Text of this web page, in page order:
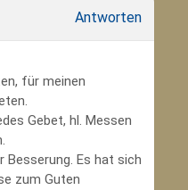
Antworten
für meinen
Gebet, hl. Messen
Besserung. Es hat sich
zum Guten